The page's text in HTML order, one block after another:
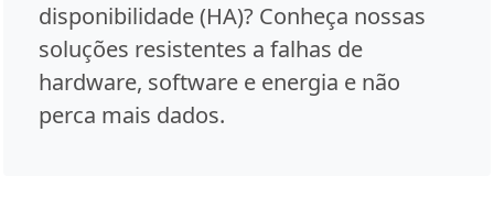
disponibilidade (HA)? Conheça nossas
soluções resistentes a falhas de
hardware, software e energia e não
perca mais dados.